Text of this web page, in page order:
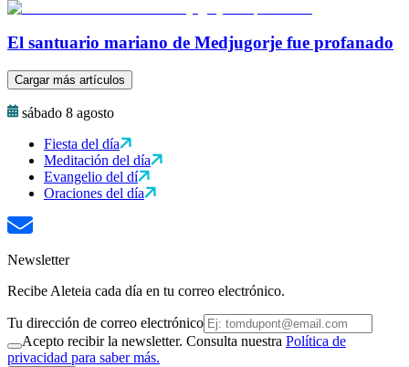
El santuario mariano de Medjugorje fue profanado
Cargar más artículos
sábado 8 agosto
Fiesta del día
Meditación del día
Evangelio del dí
Oraciones del día
Newsletter
Recibe Aleteia cada día en tu correo electrónico.
Tu dirección de correo electrónico
Acepto recibir la newsletter. Consulta nuestra Política de
privacidad para saber más.